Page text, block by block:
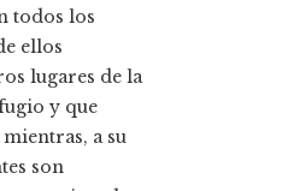
todos los
ellos
lugares de la
y que
a su
son